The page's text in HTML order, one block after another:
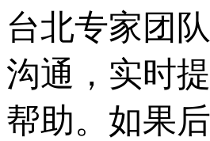
台北专家团
沟通，实时
帮助。如果